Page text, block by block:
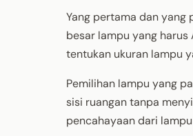
Yang pertama dan yang
besar lampu yang harus
tentukan ukuran lampu
Pemilihan lampu yang
sisi ruangan tanpa
pencahayaan dari